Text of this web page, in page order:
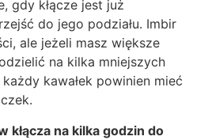
gdy kłącze jest już
do jego podziału. Imbir
ale jeżeli masz większe
na kilka mniejszych
kawałek powinien mieć
kłącza na kilka godzin do